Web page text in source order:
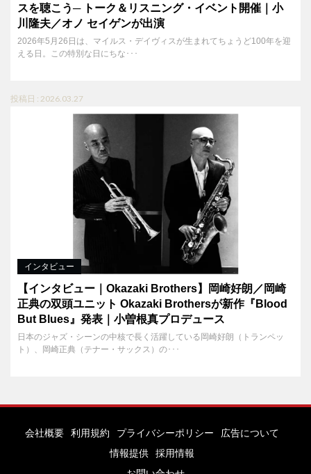
スを聴こう─ トーク＆リスニング・イベント開催｜小
川隆夫／オノ セイゲンが出演
2026年5月26日は、マイルス・デイヴィスが生まれてちょうど100年を迎
える日。この特別な日にちな･･･
投稿日 : 2026.03.27
インタビュー
【インタビュー｜Okazaki Brothers】岡崎好朗／岡崎
正典の双頭ユニット Okazaki Brothersが新作『Blood
But Blues』発表｜小曽根真プロデュース
日本のジャズ・シーンの中核で長く活躍している岡崎好朗（トランペッ
ト）、岡崎正典（テナー・サックス）の･･･
会社概要 利用規約 プライバシーポリシー
広告について
情報提供
採用情報